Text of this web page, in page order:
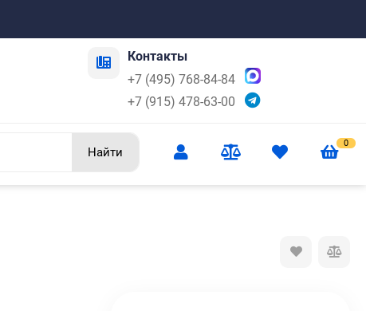
Контакты
+7 (495) 768-84-84
+7 (915) 478-63-00
Найти
0